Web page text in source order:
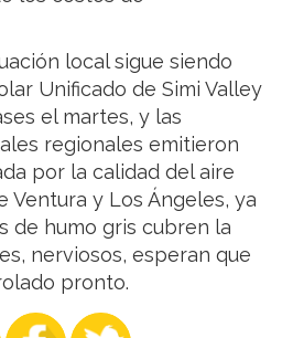
local sigue siendo
Unificado de Simi Valley
el martes, y las
regionales emitieron
por la calidad del aire
Ventura y Los Ángeles, ya
de humo gris cubren la
nerviosos, esperan que
pronto.